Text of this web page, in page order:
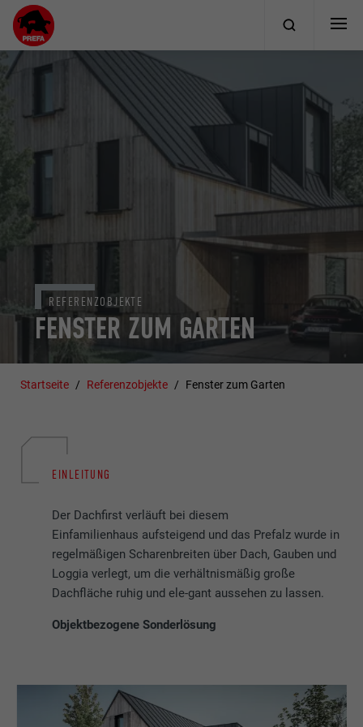
FENSTER ZUM GARTEN
REFERENZOBJEKTE
Startseite Referenzobjekte Fenster zum Garten
EINLEITUNG
Der Dachfirst verläuft bei diesem
Einfamilienhaus aufsteigend und das Prefalz wurde in
regelmäßigen Scharenbreiten über Dach, Gauben und
Loggia verlegt, um die verhältnismäßig große
Dachfläche ruhig und ele-gant aussehen zu lassen.
Objektbezogene Sonderlösung